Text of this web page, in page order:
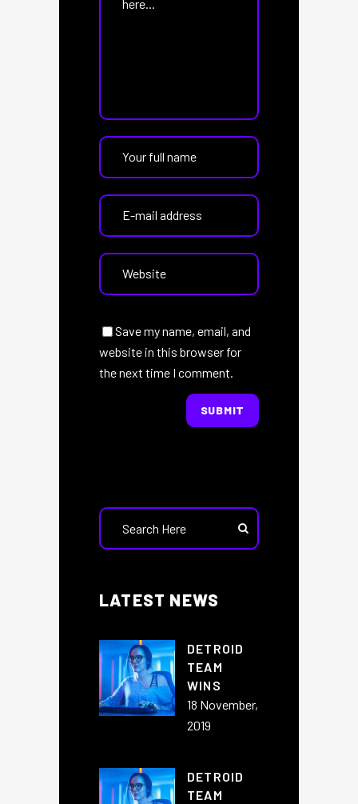
Save my name, email, and
website in this browser for
the next time I comment.
LATEST NEWS
DETROID
TEAM
WINS
18 November,
2019
DETROID
TEAM